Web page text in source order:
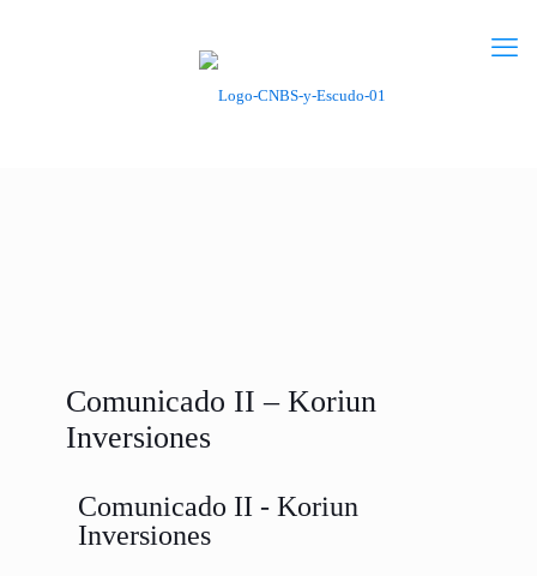
Comunicado II – Koriun
Inversiones
Comunicado II - Koriun
Inversiones